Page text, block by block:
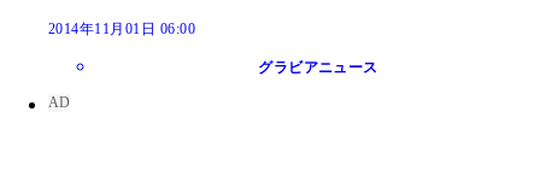
2014年11月01日 06:00
グラビアニュース